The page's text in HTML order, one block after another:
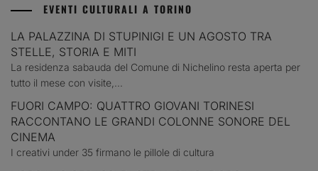
EVENTI CULTURALI A TORINO
LA PALAZZINA DI STUPINIGI E UN AGOSTO TRA
STELLE, STORIA E MITI
La residenza sabauda del Comune di Nichelino resta aperta per
tutto il mese con visite,...
FUORI CAMPO: QUATTRO GIOVANI TORINESI
RACCONTANO LE GRANDI COLONNE SONORE DEL
CINEMA
I creativi under 35 firmano le pillole di cultura